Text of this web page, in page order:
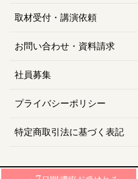
取材受付・講演依頼
お問い合わせ・資料請求
社員募集
プライバシーポリシー
特定商取引法に基づく表記